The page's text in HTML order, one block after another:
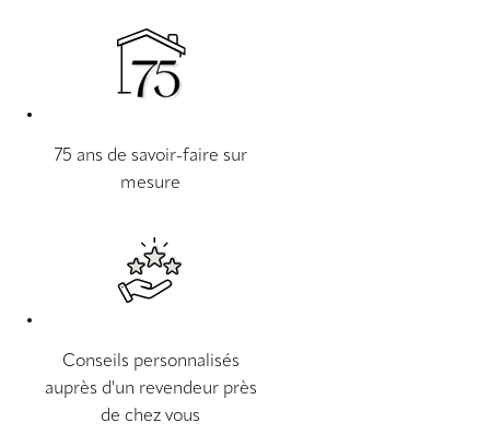
75 ans de savoir-faire sur
mesure
Conseils personnalisés
auprès d'un revendeur près
de chez vous